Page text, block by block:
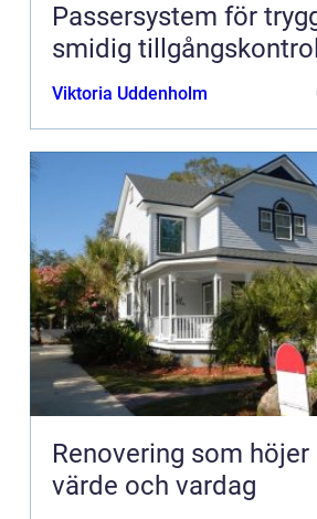
Passersystem för
smidig tillgångskontroll
Viktoria Uddenholm
Renovering som höjer
värde och vardag